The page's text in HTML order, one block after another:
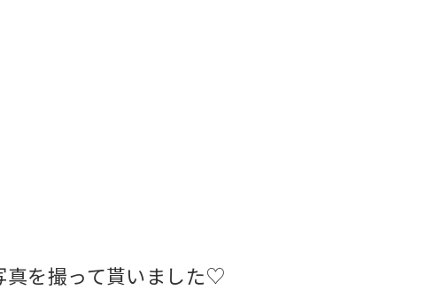
真を撮って貰いました♡